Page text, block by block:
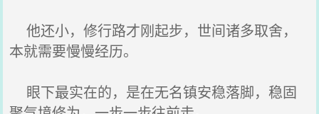
他还小，修行路才刚起步，世间诸多取舍，
本就需要慢慢经历。
眼下最实在的，是在无名镇安稳落脚，稳固